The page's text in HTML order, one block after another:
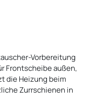
Vorbereitung
Frontscheibe außen,
die Heizung beim
Zurrschienen in